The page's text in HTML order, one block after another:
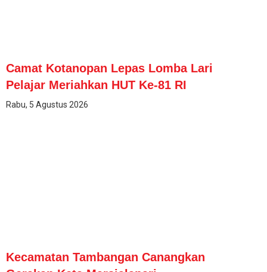
Camat Kotanopan Lepas Lomba Lari
Pelajar Meriahkan HUT Ke-81 RI
Rabu, 5 Agustus 2026
Kecamatan Tambangan Canangkan